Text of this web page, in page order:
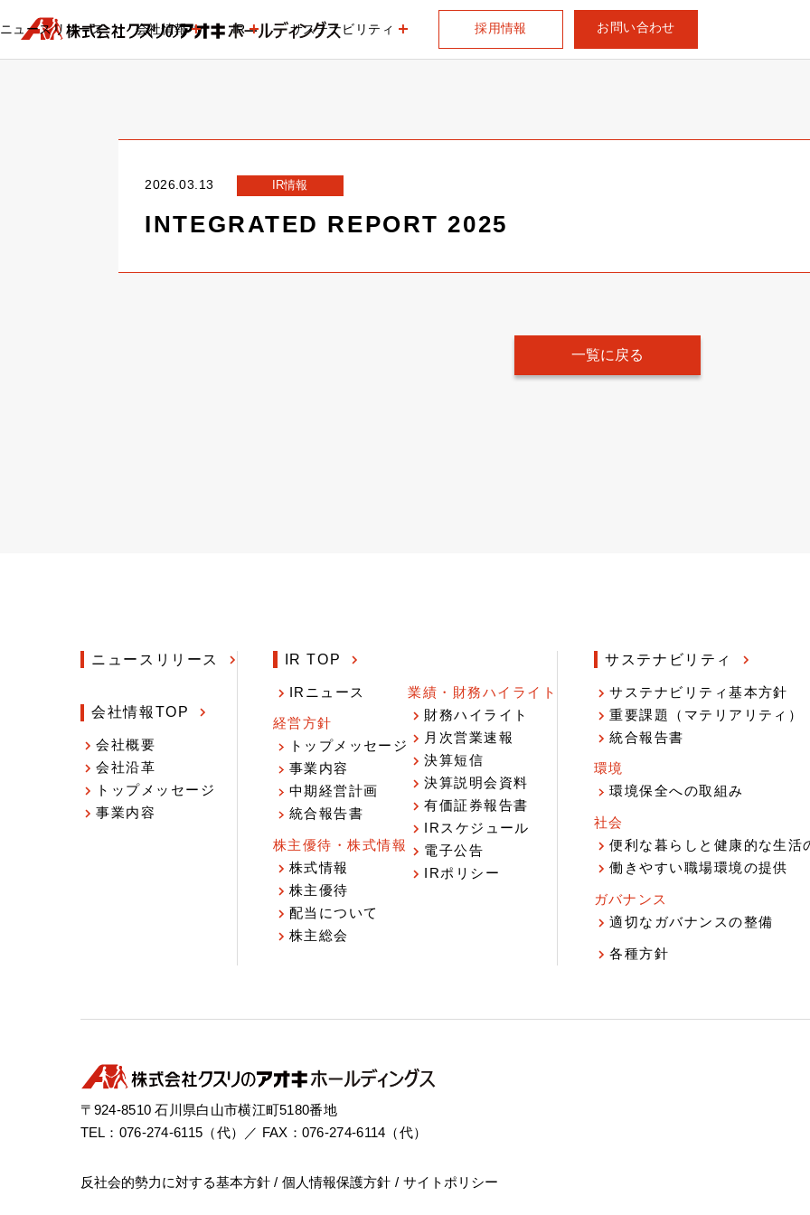
ニュースリリース 会社情報 IR サステナビリティ 採用情報 お問い合わせ
2026.03.13 IR情報
INTEGRATED REPORT 2025
一覧に戻る
ニュースリリース
会社情報TOP
会社概要
会社沿革
トップメッセージ
事業内容
IR TOP
IRニュース
経営方針
トップメッセージ
事業内容
中期経営計画
統合報告書
株主優待・株式情報
株式情報
株主優待
配当について
株主総会
業績・財務ハイライト
財務ハイライト
月次営業速報
決算短信
決算説明会資料
有価証券報告書
IRスケジュール
電子公告
IRポリシー
サステナビリティ
サステナビリティ基本方針
重要課題（マテリアリティ）
統合報告書
環境
環境保全への取組み
社会
便利な暮らしと健康的な生活
働きやすい職場環境の提供
ガバナンス
適切なガバナンスの整備
各種方針
〒924-8510 石川県白山市横江町5180番地
TEL：076-274-6115（代）／ FAX：076-274-6114（代）
反社会的勢力に対する基本方針 個人情報保護方針 サイトポリシー